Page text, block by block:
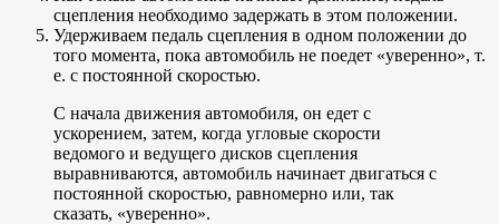
сцепления необходимо задержать в этом положении.
Удерживаем педаль сцепления в одном положении до
того момента, пока автомобиль не поедет «уверенно», т.
е. с постоянной скоростью.
С начала движения автомобиля, он едет с
ускорением, затем, когда угловые скорости
ведомого и ведущего дисков сцепления
выравниваются, автомобиль начинает двигаться с
постоянной скоростью, равномерно или, так
сказать, «уверенно».